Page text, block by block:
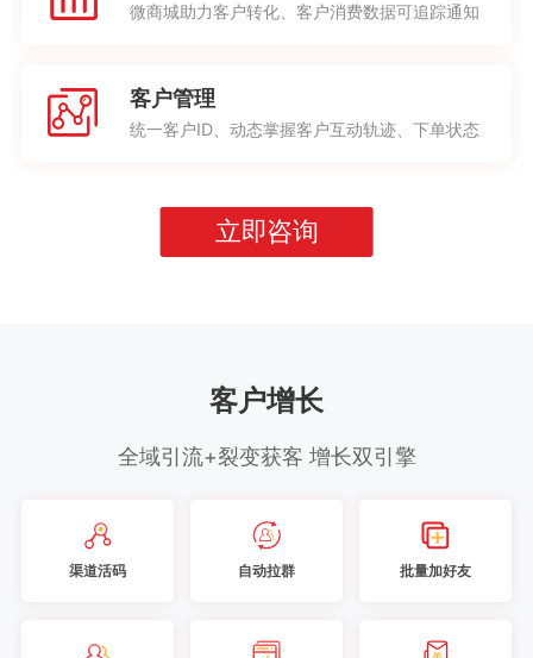
微商城助力客户转化、客户消费数据可追踪通知
客户管理
统一客户ID、动态掌握客户互动轨迹、下单状态
立即咨询
客户增长
全域引流+裂变获客 增长双引擎
渠道活码 自动拉群 批量加好友